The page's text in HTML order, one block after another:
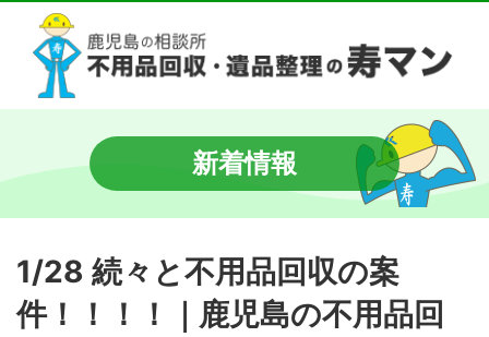
新着情報
1/28 続々と不用品回収の案
件！！！！｜鹿児島の不用品回